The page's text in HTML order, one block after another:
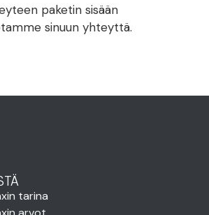
paketin sisään
sinuun yhteyttä.
tarina